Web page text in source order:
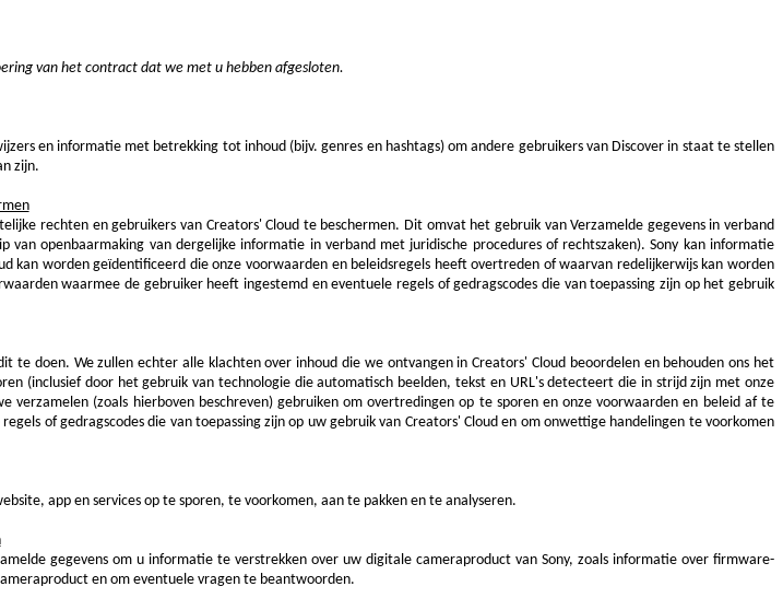
van het contract dat we met u hebben afgesloten.
en informatie met betrekking tot inhoud (bijv. genres en hashtags) om andere gebruikers van Discover in staat te stellen
zijn.
rechten en gebruikers van Creators' Cloud te beschermen. Dit omvat het gebruik van Verzamelde gegevens in verband
openbaarmaking van dergelijke informatie in verband met juridische procedures of rechtszaken). Sony kan informatie
kan worden geïdentificeerd die onze voorwaarden en beleidsregels heeft overtreden of waarvan redelijkerwijs kan worden
waarmee de gebruiker heeft ingestemd en eventuele regels of gedragscodes die van toepassing zijn op het gebruik
te doen. Wezullen echter alle klachten over inhoud die we ontvangen in Creators' Cloud beoordelen enbehouden ons het
(inclusief door het gebruik van technologie die automatisch beelden, tekst en URL's detecteert die in strijd zijn met onze
verzamelen (zoals hierboven beschreven) gebruiken om overtredingen op te sporen en onze voorwaarden en beleid af te
of gedragscodes die van toepassing zijn op uw gebruik van Creators' Cloud en om onwettige handelingen te voorkomen
app en services op te sporen, te voorkomen, aan te pakken en te analyseren.
gegevens om u informatie te verstrekken over uw digitale cameraproduct van Sony, zoals informatie over firmware-
en om eventuele vragen te beantwoorden.